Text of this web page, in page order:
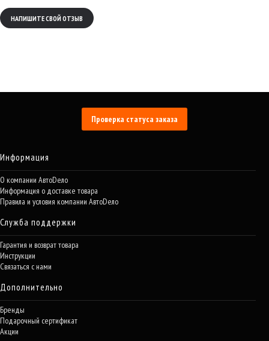
НАПИШИТЕ СВОЙ ОТЗЫВ
Проверка статуса заказа
Информация
О компании АвтоDело
Информация о доставке товара
Правила и условия компании АвтоDело
Служба поддержки
Гарантия и возврат товара
Инструкции
Связаться с нами
Дополнительно
Бренды
Подарочный сертификат
Акции